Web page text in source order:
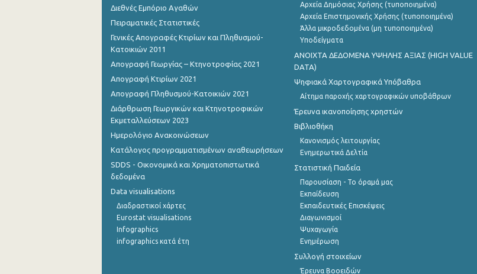
Ιουνίου 2023
Απριλίου 2023
Φεβρουαρίου 2023
Ιανουαρίου 2023
Δεκεμβρίου 2022
Οκτωβρίου 2022
Σεπτεμβρίου 2022
Αυγούστου 2022
Ιουλίου 2022
Διεθνές Εμπόριο Αγαθών
Πειραματικές Στατιστικές
Γενικές Απογραφές Κτιρίων και Πληθυσμού-
Κατοικιών 2011
Απογραφή Γεωργίας – Κτηνοτροφίας 2021
Απογραφή Κτιρίων 2021
Απογραφή Πληθυσμού-Κατοικιών 2021
Διάρθρωση Γεωργικών και Κτηνοτροφικών
Εκμεταλλεύσεων 2023
Ημερολόγιο Ανακοινώσεων
Κατάλογος προγραμματισμένων αναθεωρήσεων
SDDS - Οικονομικά και Χρηματοπιστωτικά
δεδομένα
Data visualisations
Διαδραστικοί χάρτες
Eurostat visualisations
Infographics
infographics κατά έτη
Αρχεία Δημόσιας Χρήσης (τυποποιημένα)
Αρχεία Επιστημονικής Χρήσης (τυποποιημένα)
Άλλα μικροδεδομένα (μη τυποποιημένα)
Υποδείγματα
ANOIXTA ΔΕΔΟΜΕΝΑ ΥΨΗΛΗΣ ΑΞΙΑΣ (HIGH VALUE
DATA)
Ψηφιακά Χαρτογραφικά Υπόβαθρα
Αίτημα παροχής χαρτογραφικών υποβάθρων
Έρευνα ικανοποίησης χρηστών
Βιβλιοθήκη
Κανονισμός λειτουργίας
Ενημερωτικά Δελτία
Στατιστική Παιδεία
Παρουσίαση - Το όραμά μας
Εκπαίδευση
Εκπαιδευτικές Επισκέψεις
Διαγωνισμοί
Ψυχαγωγία
Ενημέρωση
Συλλογή στοιχείων
Έρευνα Βοοειδών